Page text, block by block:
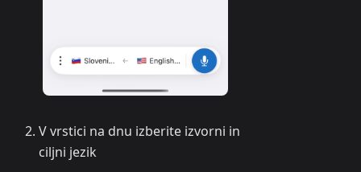
V vrstici na dnu izberite izvorni in
ciljni jezik